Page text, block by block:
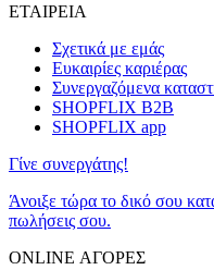
ΕΤΑΙΡΕΙΑ
Σχετικά με εμάς
Ευκαιρίες καριέρας
Συνεργαζόμενα
SHOPFLIX B2B
SHOPFLIX app
Γίνε συνεργάτης!
Άνοιξε τώρα το δικό σου
πωλήσεις σου.
ONLINE ΑΓΟΡΕΣ